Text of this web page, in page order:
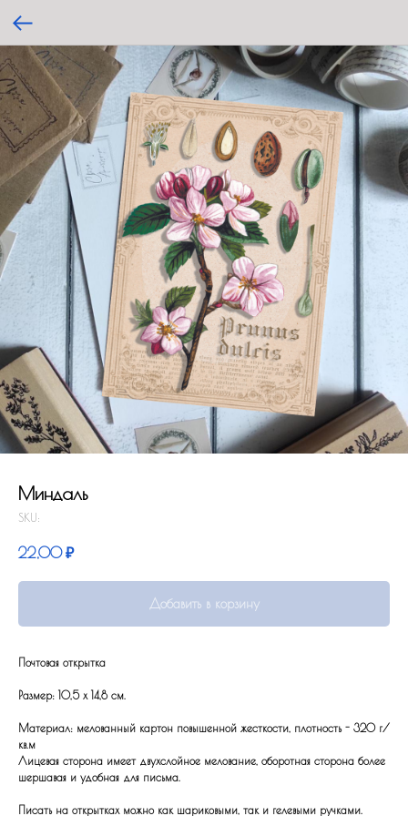
Миндаль
SKU:
22,00 ₽
Добавить в корзину
Почтовая открытка
Размер: 10,5 x 14,8 см.
Материал: мелованный картон повышенной жесткости, плотность - 320 г/
кв.м
Лицевая сторона имеет двухслойное мелование, оборотная сторона более
шершавая и удобная для письма.
Писать на открытках можно как шариковыми, так и гелевыми ручками.